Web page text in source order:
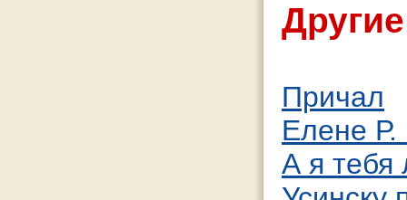
Причал
Елене Р.
А я тебя